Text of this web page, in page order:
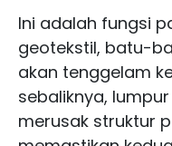
Ini adalah fungsi
geotekstil, batu-
akan tenggelam
sebaliknya,
merusak struktur